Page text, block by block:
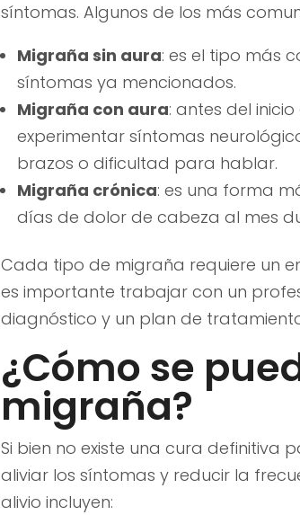
síntomas. Algunos de los más
Migraña sin aura: es el tipo más
síntomas ya mencionados.
Migraña con aura: antes del
experimentar síntomas
brazos o dificultad para hablar.
Migraña crónica: es una forma
días de dolor de cabeza al mes
Cada tipo de migraña requiere un
es importante trabajar con un
diagnóstico y un plan de
¿Cómo se
migraña?
Si bien no existe una cura definitiva
aliviar los síntomas y reducir la
alivio incluyen: